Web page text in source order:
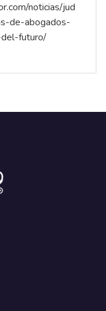
noticias/jud
de-abogados-
futuro/